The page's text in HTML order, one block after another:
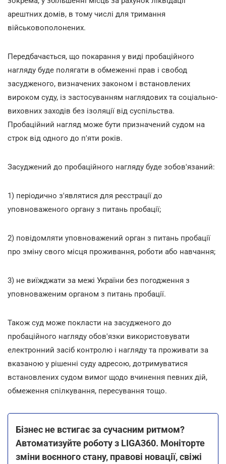
арештних домів, в тому числі для тримання
військовополонених.
Передбачається, що покарання у виді пробаційного
нагляду буде полягати в обмеженні прав і свобод
засудженого, визначених законом і встановлених
вироком суду, із застосуванням наглядових та соціально-
виховних заходів без ізоляції від суспільства.
Пробаційний нагляд може бути призначений судом на
строк від одного до п'яти років.
Засуджений до пробаційного нагляду буде зобов'язаний:
1) періодично з'являтися для реєстрації до
уповноваженого органу з питань пробації;
2) повідомляти уповноважений орган з питань пробації
про зміну свого місця проживання, роботи або навчання;
3) не виїжджати за межі України без погодження з
уповноваженим органом з питань пробації.
Також суд може покласти на засудженого до
пробаційного нагляду обов'язки використовувати
електронний засіб контролю і нагляду та проживати за
вказаною у рішенні суду адресою, дотримуватися
встановлених судом вимог щодо вчинення певних дій,
обмеження спілкування, пересування тощо.
Бізнес не встигає за сучасним ритмом?
Автоматизуйте роботу з LIGA360. Моніторте
зміни воєнного стану, правові новації, свіжі